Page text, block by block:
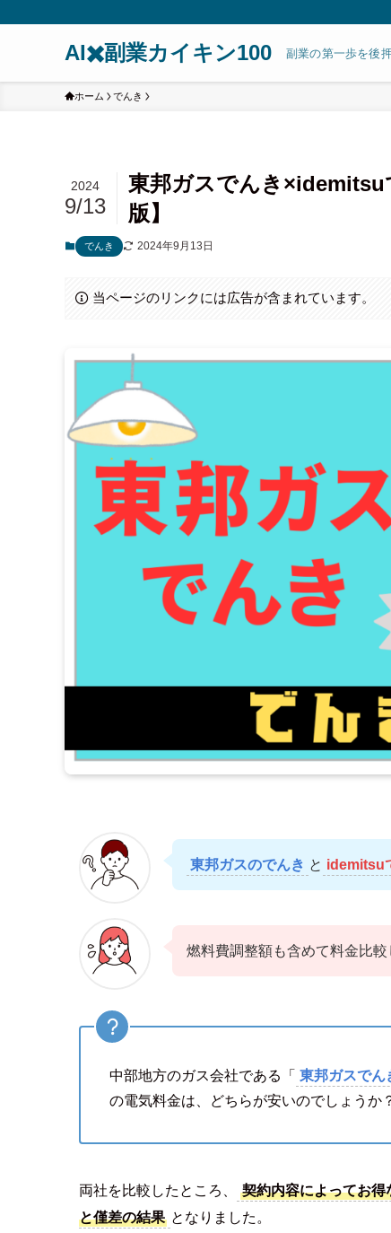
AI✖️副業カイキン100 副業の第一歩を後
ホーム でんき
東邦ガスでんき×idemitsu
版】
2024
9/13
でんき 2024年9月13日
当ページのリンクには広告が含まれています。
東邦ガスのでんき と idemitsu
燃料費調整額も含めて料金比較
中部地方のガス会社である「 東邦ガスでん
の電気料金は、どちらが安いのでしょうか
両社を比較したところ、 契約内容によってお
と僅差の結果 となりました。